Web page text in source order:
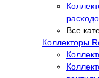
Все
Коллекторы